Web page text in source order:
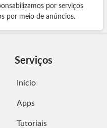
por serviços
por meio de anúncios.
Serviços
Início
Apps
Tutoriais